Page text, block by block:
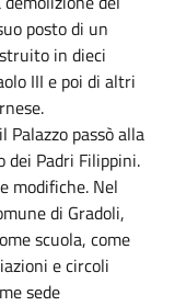
posto di un
in dieci
III e poi di altri
Palazzo passò alla
dei Padri Filippini.
modifiche. Nel
di Gradoli,
scuola, come
e circoli
sede